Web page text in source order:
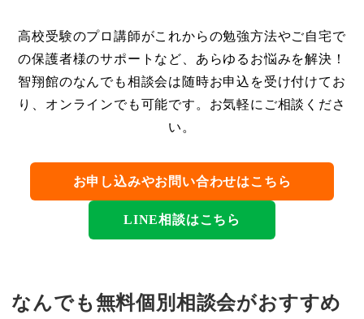
高校受験のプロ講師がこれからの勉強方法やご自宅で
の保護者様のサポートなど、あらゆるお悩みを解決！
智翔館のなんでも相談会は随時お申込を受け付けてお
り、オンラインでも可能です。お気軽にご相談くださ
い。
お申し込みやお問い合わせはこちら
LINE相談はこちら
なんでも無料個別相談会がおすすめ